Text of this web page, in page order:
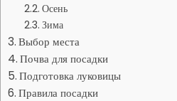
Осень
Зима
Выбор места
Почва для посадки
Подготовка луковицы
Правила посадки